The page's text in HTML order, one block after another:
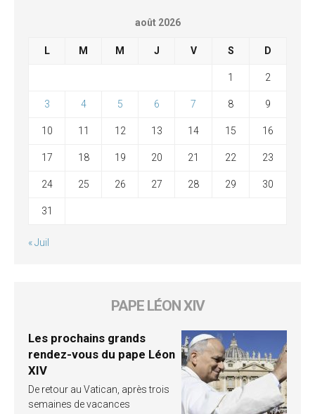
août 2026
L M M J V S D
1 2
3 4 5 6 7 8 9
10 11 12 13 14 15 16
17 18 19 20 21 22 23
24 25 26 27 28 29 30
31
« Juil
PAPE LÉON XIV
Les prochains grands
rendez-vous du pape Léon
XIV
De retour au Vatican, après trois
semaines de vacances